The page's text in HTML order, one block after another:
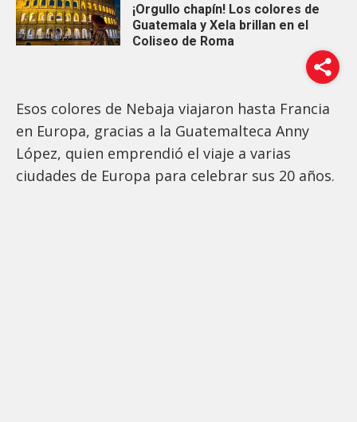
¡Orgullo chapín! Los colores de
Guatemala y Xela brillan en el
Coliseo de Roma
Esos colores de Nebaja viajaron hasta Francia
en Europa, gracias a la Guatemalteca Anny
López, quien emprendió el viaje a varias
ciudades de Europa para celebrar sus 20 años.